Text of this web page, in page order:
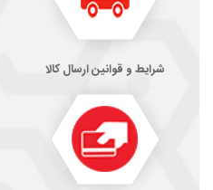
شرایط و قوانین ارسال کالا